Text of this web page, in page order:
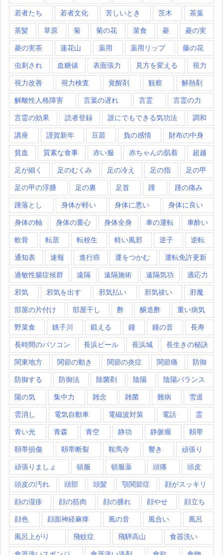
若者たち 若者文化 苦しいとき 茨木 茶葉
茶髪 草原 菊 菊の花 菜食 菱 菱の実
菱の実茶 蓮花山 薬用 薬用リップ 藤の花
虫刺され 血糖値 表面張力 見方を変える 視力
視力改善 視力検査 覚醒剤 観察 解熱剤
解離性人格障害 言葉の遅れ 言霊 言霊の力
言霊の効果 読者登録 誰にでもできる気功法 調和
講座 謹賀新年 豆苗 負の感情 財布の中身
貧血 質素な食事 赤い服 赤ちゃんの肌着 超越
足が細く 足のむくみ 足の冷え 足の指 足の甲
足の甲の浮腫 足の裏 足首 踵 踵の痛み
踵落とし 身体が軽い 身体に悪い 身体に良い
身体の軸 身体の重心 身体全身 車の運転 車酔い
軟骨 転居 転校生 軽い風邪 逆子 逆転
通知表 速報 進行癌 運をつかむ 運転免許更新
過敏性腸症候群 遠隔 遠隔施術 遠隔気功 適応力
邪気 邪気を出す 邪気払い 邪気祓い 邪魔
部屋の片付け 部屋干し 酢 醸造酢 重い病気
野菜食 銚子川 鍛える 鐘 鐘の音 長寿
長時間のパソコン 長浜ビール 長浜城 長生きの秘訣
関東地方 関節の動き 関節の炎症 関節痛 防御
防御する 防御法 除菌剤 陰陽 陰陽バランス
陽の気 集中力 雑念 雑菌 難病 雪道
雲消し 電気自動車 電磁波対策 電話 霊
青い光 青森 青空 静功 静脈瘤 靱帯
靱帯損傷 靱帯断裂 鞍馬寺 響き 頑張り
頑張りましょ 頓服 頓服薬 頭痛 頭皮
頭皮の汚れ 頭部 頭髪 顎関節症 顔がスッキリ
顔の湿疹 顔の筋肉 顔の腫れ 顔やせ 顔立ち
顔色 顔面神経麻痺 風の音 風合い 風呂
風呂上がり 飛蚊症 飛騨高山 食器洗い